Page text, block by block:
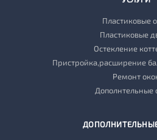
Пластиковые
Пластиковые
Остекление
Пристройка,расширение
Ремонт
Дополнтельные